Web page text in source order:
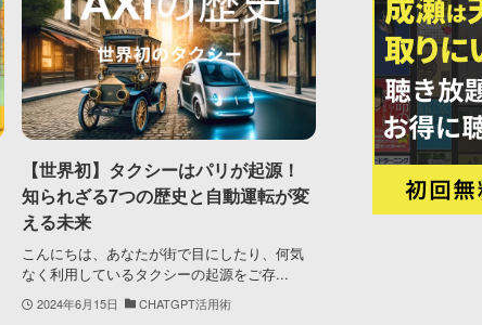
【世界初】タクシーはパリが起源！
知られざる7つの歴史と自動運転が変
える未来
こんにちは、あなたが街で目にしたり、何気
なく利用しているタクシーの起源をご存...
2024年6月15日 CHATGPT活用術